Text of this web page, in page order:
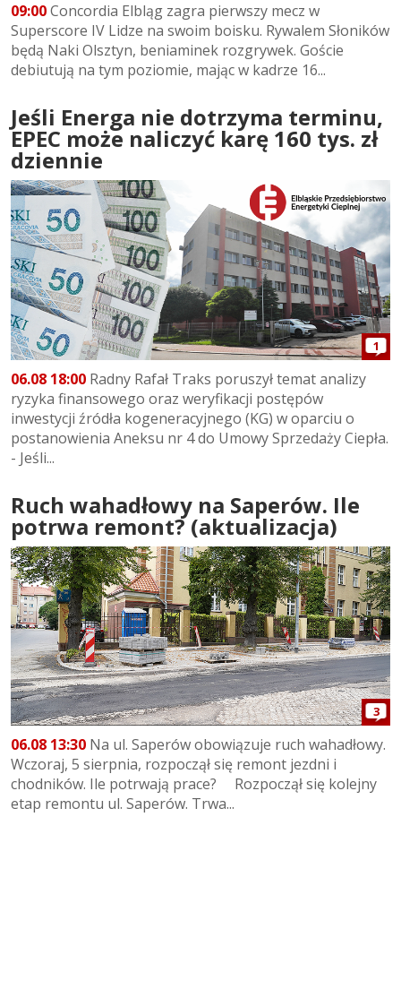
09:00Concordia Elbląg zagra pierwszy mecz w
Superscore IV Lidze na swoim boisku. Rywalem Słoników
będą Naki Olsztyn, beniaminek rozgrywek. Goście
debiutują na tym poziomie, mając w kadrze 16...
Jeśli Energa nie dotrzyma terminu,
EPEC może naliczyć karę 160 tys. zł
dziennie
1
06.08 18:00 Radny Rafał Traks poruszył temat analizy
ryzyka finansowego oraz weryfikacji postępów
inwestycji źródła kogeneracyjnego (KG) w oparciu o
postanowienia Aneksu nr 4 do Umowy Sprzedaży Ciepła.
- Jeśli...
Ruch wahadłowy na Saperów. Ile
potrwa remont? (aktualizacja)
3
06.08 13:30 Na ul. Saperów obowiązuje ruch wahadłowy.
Wczoraj, 5 sierpnia, rozpoczął się remont jezdni i
chodników. Ile potrwają prace? Rozpoczął się kolejny
etap remontu ul. Saperów. Trwa...